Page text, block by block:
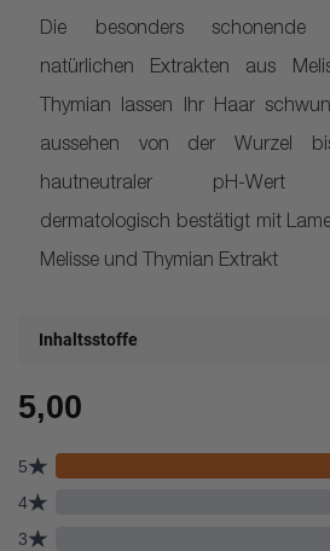
Die besonders schonende
natürlichen Extrakten aus
Thymian lassen Ihr Haar
aussehen von der Wurzel
hautneutraler pH-Wert
dermatologisch bestätigt mit
Melisse und Thymian Extrakt
Inhaltsstoffe